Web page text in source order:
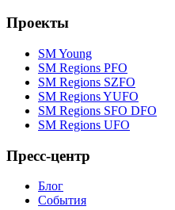
Проекты
SM Young
SM Regions PFO
SM Regions SZFO
SM Regions YUFO
SM Regions SFO DFO
SM Regions UFO
Пресс-центр
Блог
События